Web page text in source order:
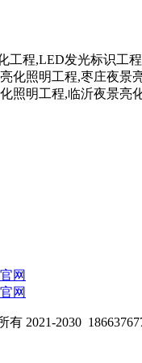
网
网
有 2021-2030